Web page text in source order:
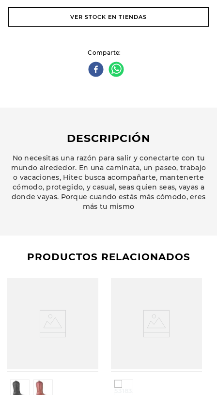
VER STOCK EN TIENDAS
Comparte
DESCRIPCIÓN
No necesitas una razón para salir y conectarte con tu
mundo alrededor. En una caminata, un paseo, trabajo
o vacaciones, Hitec busca acompañarte, mantenerte
cómodo, protegido, y casual, seas quien seas, vayas a
donde vayas. Porque cuando estás más cómodo, eres
más tu mismo
PRODUCTOS RELACIONADOS